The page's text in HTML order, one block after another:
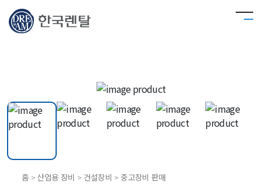
홈 > 산업용 장비 > 건설장비 > 중고장비 판매